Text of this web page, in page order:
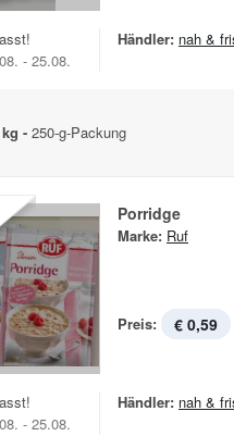
- 25.08.
Händler: nah &
- 250-g-Packung
Porridge
Marke: Ruf
Preis: € 0,59
- 25.08.
Händler: nah &